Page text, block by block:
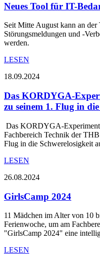
Neues Tool für IT-
Seit Mitte August kann an
Störungsmeldungen und -
werden.
LESEN
18.09.2024
Das KORDYGA-
zu seinem 1. Flug in
Das KORDYGA-
Fachbereich Technik der
Flug in die Schwerelosigkeit
LESEN
26.08.2024
GirlsCamp 2024
11 Mädchen im Alter von 10
Ferienwoche, um am
"GirlsCamp 2024" eine
LESEN